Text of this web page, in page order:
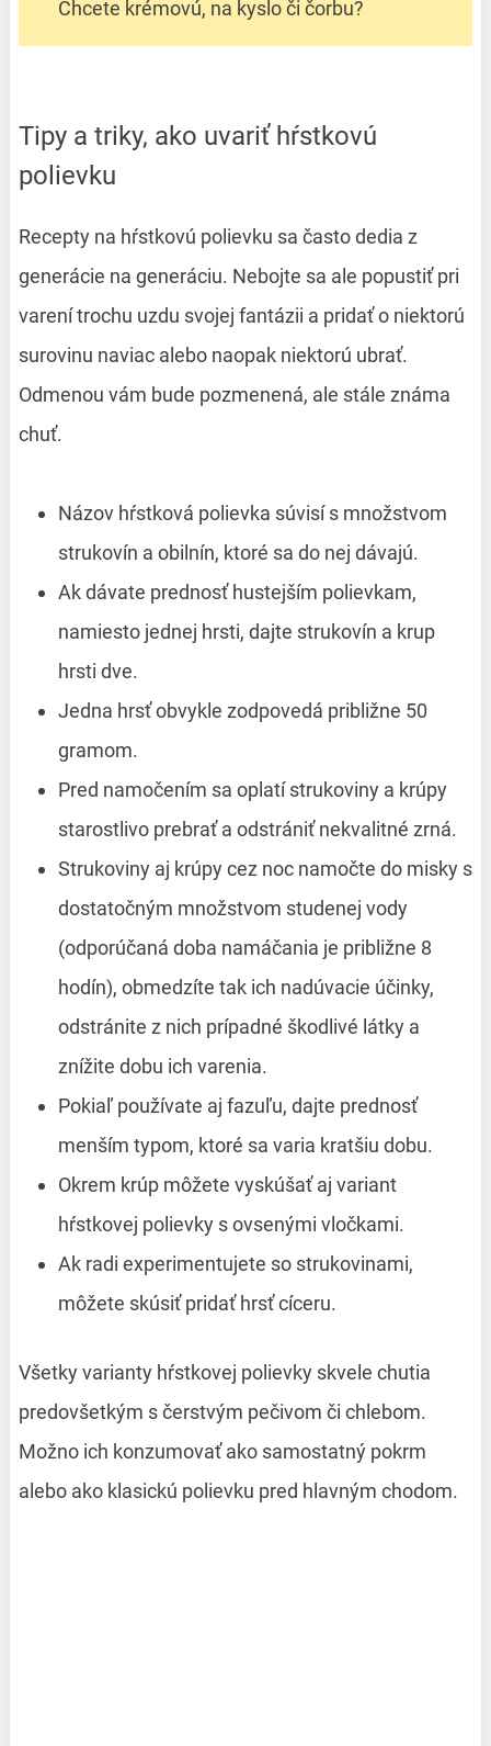
Chcete krémovú, na kyslo či čorbu?
Tipy a triky, ako uvariť hŕstkovú
polievku
Recepty na hŕstkovú polievku sa často dedia z
generácie na generáciu. Nebojte sa ale popustiť pri
varení trochu uzdu svojej fantázii a pridať o niektorú
surovinu naviac alebo naopak niektorú ubrať.
Odmenou vám bude pozmenená, ale stále známa
chuť.
Názov hŕstková polievka súvisí s množstvom
strukovín a obilnín, ktoré sa do nej dávajú.
Ak dávate prednosť hustejším polievkam,
namiesto jednej hrsti, dajte strukovín a krup
hrsti dve.
Jedna hrsť obvykle zodpovedá približne 50
gramom.
Pred namočením sa oplatí strukoviny a krúpy
starostlivo prebrať a odstrániť nekvalitné zrná.
Strukoviny aj krúpy cez noc namočte do misky s
dostatočným množstvom studenej vody
(odporúčaná doba namáčania je približne 8
hodín), obmedzíte tak ich nadúvacie účinky,
odstránite z nich prípadné škodlivé látky a
znížite dobu ich varenia.
Pokiaľ používate aj fazuľu, dajte prednosť
menším typom, ktoré sa varia kratšiu dobu.
Okrem krúp môžete vyskúšať aj variant
hŕstkovej polievky s ovsenými vločkami.
Ak radi experimentujete so strukovinami,
môžete skúsiť pridať hrsť cíceru.
Všetky varianty hŕstkovej polievky skvele chutia
predovšetkým s čerstvým pečivom či chlebom.
Možno ich konzumovať ako samostatný pokrm
alebo ako klasickú polievku pred hlavným chodom.